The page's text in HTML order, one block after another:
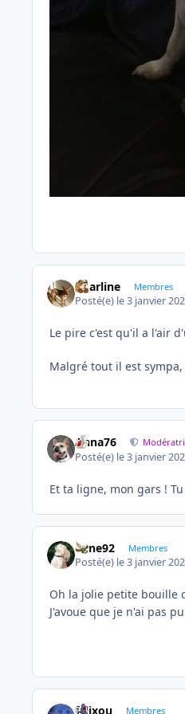
Charline Membres
Posté(e) le 3 janvier
Le pire c'est qu'il a l'air
Malgré tout il est
Anna76
Posté(e) le 3 janvier
Et ta ligne, mon gars !
anne92 Membres
Posté(e) le 3 janvier
Oh la jolie petite bouille
J'avoue que je n'ai pas
felixou Membres